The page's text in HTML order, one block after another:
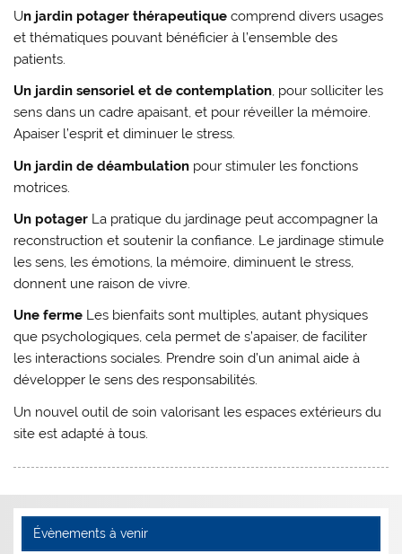
Un jardin potager thérapeutique comprend divers usages
et thématiques pouvant bénéficier à l’ensemble des
patients.
Un jardin sensoriel et de contemplation, pour solliciter les
sens dans un cadre apaisant, et pour réveiller la mémoire.
Apaiser l’esprit et diminuer le stress.
Un jardin de déambulation pour stimuler les fonctions
motrices.
Un potager La pratique du jardinage peut accompagner la
reconstruction et soutenir la confiance. Le jardinage stimule
les sens, les émotions, la mémoire, diminuent le stress,
donnent une raison de vivre.
Une ferme Les bienfaits sont multiples, autant physiques
que psychologiques, cela permet de s’apaiser, de faciliter
les interactions sociales. Prendre soin d’un animal aide à
développer le sens des responsabilités.
Un nouvel outil de soin valorisant les espaces extérieurs du
site est adapté à tous.
Évènements à venir